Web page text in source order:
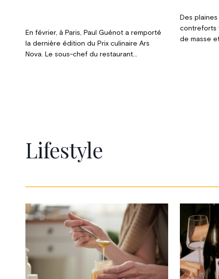
En février, à Paris, Paul Guénot a remporté
la dernière édition du Prix culinaire Ars
Nova. Le sous-chef du restaurant
Des
contreforts
de masse
Lifestyle